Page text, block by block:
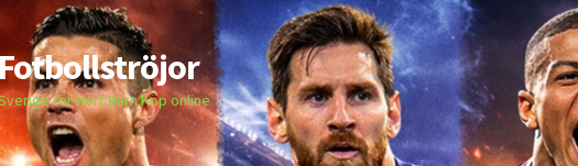
för Herr Barn Köp online